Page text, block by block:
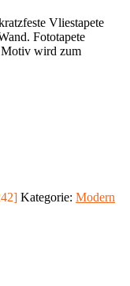
Vliestapete
Fototapete
Motiv wird zum
Kategorie: Modern